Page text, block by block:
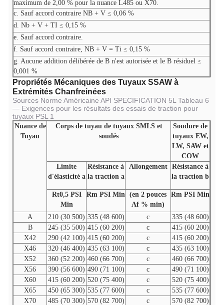
maximum de 2,00 % pour la nuance L485 ou X70.
c. Sauf accord contraire NB + V ≤ 0,06 %
d. Nb + V + TI ≤ 0,15 %
e. Sauf accord contraire.
f. Sauf accord contraire, NB + V = Ti ≤ 0,15 %
g. Aucune addition délibérée de B n'est autorisée et le B résiduel ≤
0,001 %
Propriétés Mécaniques des Tuyaux SSAW à
Extrémités Chanfreinées
Sources Norme Américaine API SPECIFICATION 5L Tableau 6
— Exigences pour les résultats des essais de traction pour
tuyaux PSL 1
Nuance de
Tuyau
Corps de tuyau de tuyaux SMLS et
soudés
Soudure de
tuyaux EW,
LW, SAW et
COW
Limite
d'élasticité a
Résistance à
la traction a
Allongement
Résistance à
la traction b
Rt0,5 PSI
Min
Rm PSI Min (en 2 pouces
Af % min)
Rm PSI Min
A 210 (30 500) 335 (48 600) c
335 (48 600)
B
245 (35 500) 415 (60 200) c
415 (60 200)
X42
290 (42 100) 415 (60 200) c
415 (60 200)
X46
320 (46 400) 435 (63 100) c
435 (63 100)
X52
360 (52 200) 460 (66 700) c
460 (66 700)
X56
390 (56 600) 490 (71 100) c
490 (71 100)
X60
415 (60 200) 520 (75 400) c
520 (75 400)
X65
450 (65 300) 535 (77 600) c
535 (77 600)
X70
485 (70 300) 570 (82 700) c
570 (82 700)